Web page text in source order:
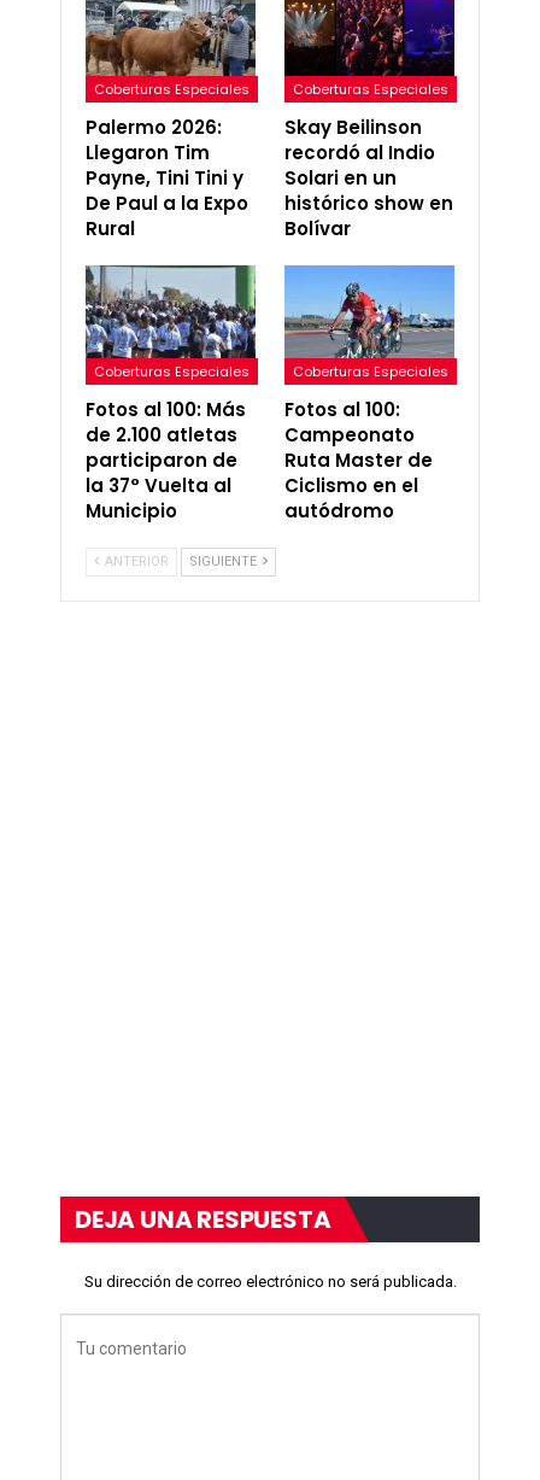
Coberturas Especiales
Palermo 2026:
Llegaron Tim
Payne, Tini Tini y
De Paul a la Expo
Rural
Coberturas Especiales
Skay Beilinson
recordó al Indio
Solari en un
histórico show en
Bolívar
Coberturas Especiales
Fotos al 100: Más
de 2.100 atletas
participaron de
la 37° Vuelta al
Municipio
Coberturas Especiales
Fotos al 100:
Campeonato
Ruta Master de
Ciclismo en el
autódromo
ANTERIOR SIGUIENTE
DEJA UNA RESPUESTA
Su dirección de correo electrónico no será publicada.